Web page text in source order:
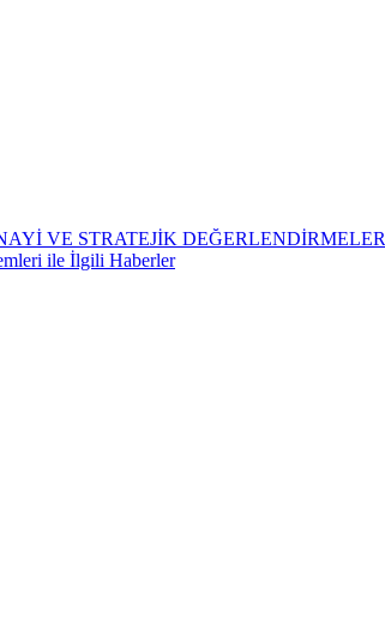
VE STRATEJİK DEĞERLENDİRMELER
ile İlgili Haberler